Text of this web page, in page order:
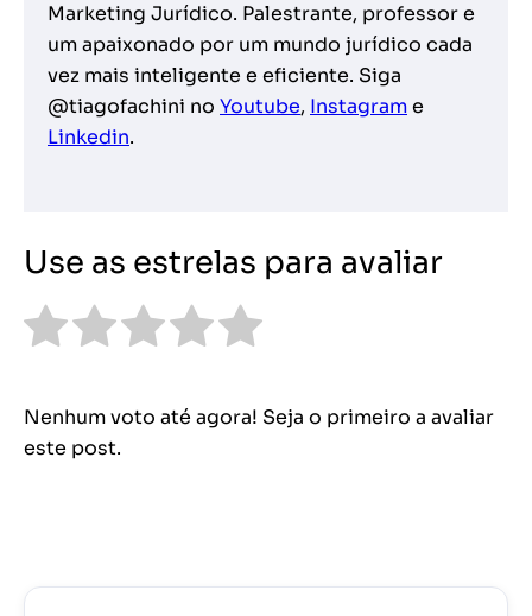
Marketing Jurídico. Palestrante, professor e
um apaixonado por um mundo jurídico cada
vez mais inteligente e eficiente. Siga
@tiagofachini no Youtube, Instagrame
Linkedin.
Use as estrelas para avaliar
Nenhum voto até agora! Seja o primeiro a avaliar
este post.